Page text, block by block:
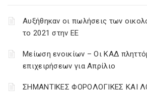
Αυξήθηκαν οι πωλήσεις των
το 2021 στην ΕΕ
Μείωση ενοικίων – Οι ΚΑΔ
επιχειρήσεων για Απρίλιο
ΣΗΜΑΝΤΙΚΕΣ ΦΟΡΟΛΟΓΙΚΕΣ ΚΑΙ